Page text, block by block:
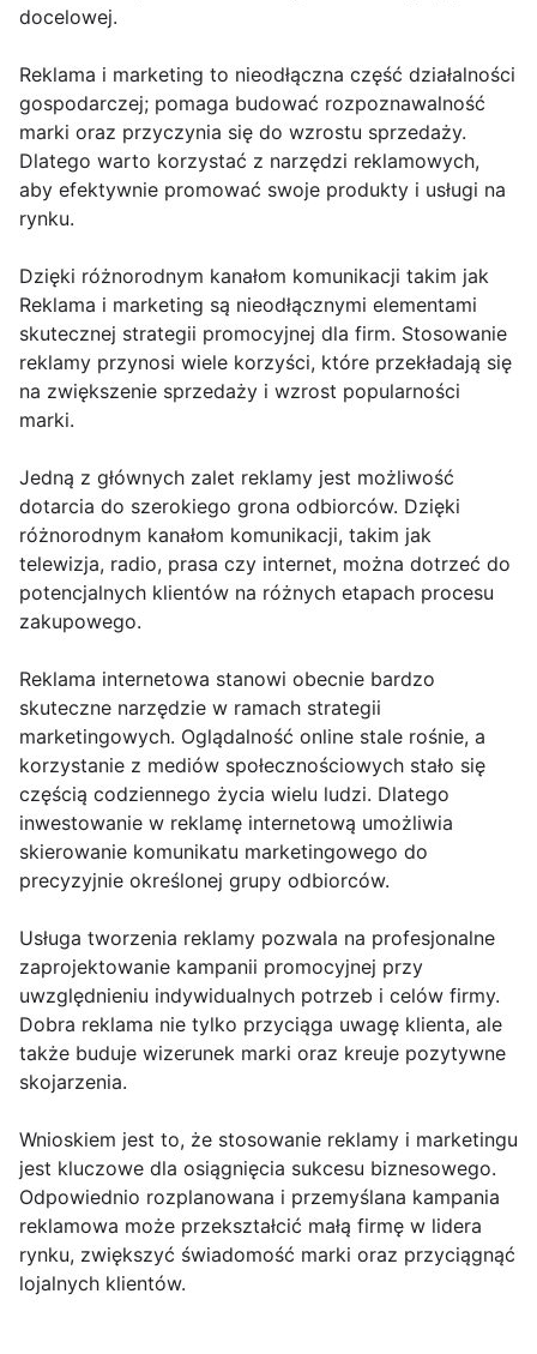
docelowej.
Reklama i marketing to nieodłączna część działalności
gospodarczej; pomaga budować rozpoznawalność
marki oraz przyczynia się do wzrostu sprzedaży.
Dlatego warto korzystać z narzędzi reklamowych,
aby efektywnie promować swoje produkty i usługi na
rynku.
Dzięki różnorodnym kanałom komunikacji takim jak
Reklama i marketing są nieodłącznymi elementami
skutecznej strategii promocyjnej dla firm. Stosowanie
reklamy przynosi wiele korzyści, które przekładają się
na zwiększenie sprzedaży i wzrost popularności
marki.
Jedną z głównych zalet reklamy jest możliwość
dotarcia do szerokiego grona odbiorców. Dzięki
różnorodnym kanałom komunikacji, takim jak
telewizja, radio, prasa czy internet, można dotrzeć do
potencjalnych klientów na różnych etapach procesu
zakupowego.
Reklama internetowa stanowi obecnie bardzo
skuteczne narzędzie w ramach strategii
marketingowych. Oglądalność online stale rośnie, a
korzystanie z mediów społecznościowych stało się
częścią codziennego życia wielu ludzi. Dlatego
inwestowanie w reklamę internetową umożliwia
skierowanie komunikatu marketingowego do
precyzyjnie określonej grupy odbiorców.
Usługa tworzenia reklamy pozwala na profesjonalne
zaprojektowanie kampanii promocyjnej przy
uwzględnieniu indywidualnych potrzeb i celów firmy.
Dobra reklama nie tylko przyciąga uwagę klienta, ale
także buduje wizerunek marki oraz kreuje pozytywne
skojarzenia.
Wnioskiem jest to, że stosowanie reklamy i marketingu
jest kluczowe dla osiągnięcia sukcesu biznesowego.
Odpowiednio rozplanowana i przemyślana kampania
reklamowa może przekształcić małą firmę w lidera
rynku, zwiększyć świadomość marki oraz przyciągnąć
lojalnych klientów.